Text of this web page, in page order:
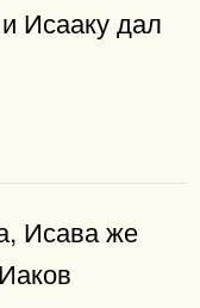
Исааку дал
Исава же